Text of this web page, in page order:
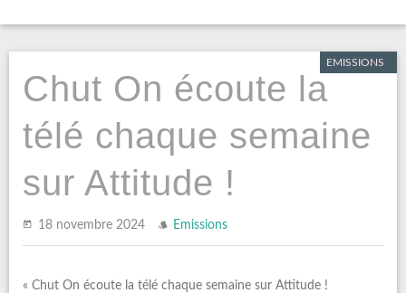
EMISSIONS
Chut On écoute la
télé chaque semaine
sur Attitude !
18 novembre 2024 Emissions
« Chut On écoute la télé chaque semaine sur Attitude !